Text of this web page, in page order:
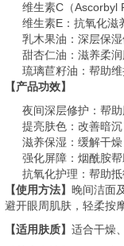
维生素C（Ascorbyl
维生素E：抗氧化滋
乳木果油：深层保
甜杏仁油：滋养柔
琉璃苣籽油：帮助
【产品功效】
夜间深层修护：帮
提亮肤色：改善暗
滋养保湿：缓解干
强化屏障：烟酰胺
抗氧化护理：帮助
【使用方法】 晚间洁面
避开眼周肌肤，轻柔按
【适用肤质】 适合干燥